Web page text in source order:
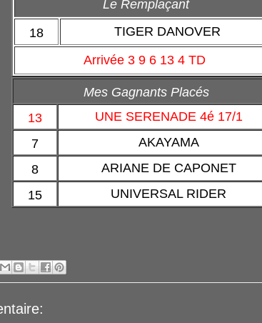
Le Remplaçant
18
TIGER DANOVER
Arrivée 3 9 6 13 4 TD
Mes Gagnants Placés
13
UNE SERENADE 4é 17/1
7
AKAYAMA
8
ARIANE DE CAPONET
15
UNIVERSAL RIDER